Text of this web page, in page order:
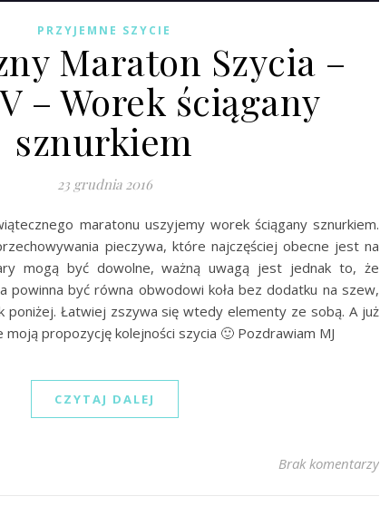
PRZYJEMNE SZYCIE
Maraton Szycia –
– Worek ściągany
sznurkiem
23 grudnia 2016
maratonu uszyjemy worek ściągany sznurkiem.
pieczywa, które najczęściej obecne jest na
mogą być dowolne, ważną uwagą jest jednak to, że
powinna być równa obwodowi koła bez dodatku na szew,
poniżej. Łatwiej zszywa się wtedy elementy ze sobą. A już
propozycję kolejności szycia 🙂 Pozdrawiam MJ
CZYTAJ DALEJ
Brak komentarzy